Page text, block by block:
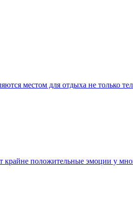
местом для отдыха не только
положительные эмоции у